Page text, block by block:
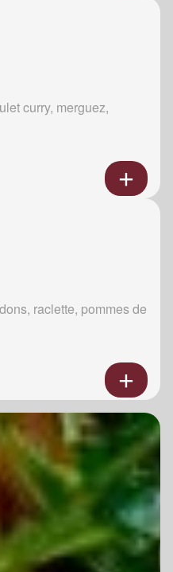
curry, merguez,
raclette, pommes de